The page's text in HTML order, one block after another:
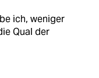
ich, weniger
Qual der